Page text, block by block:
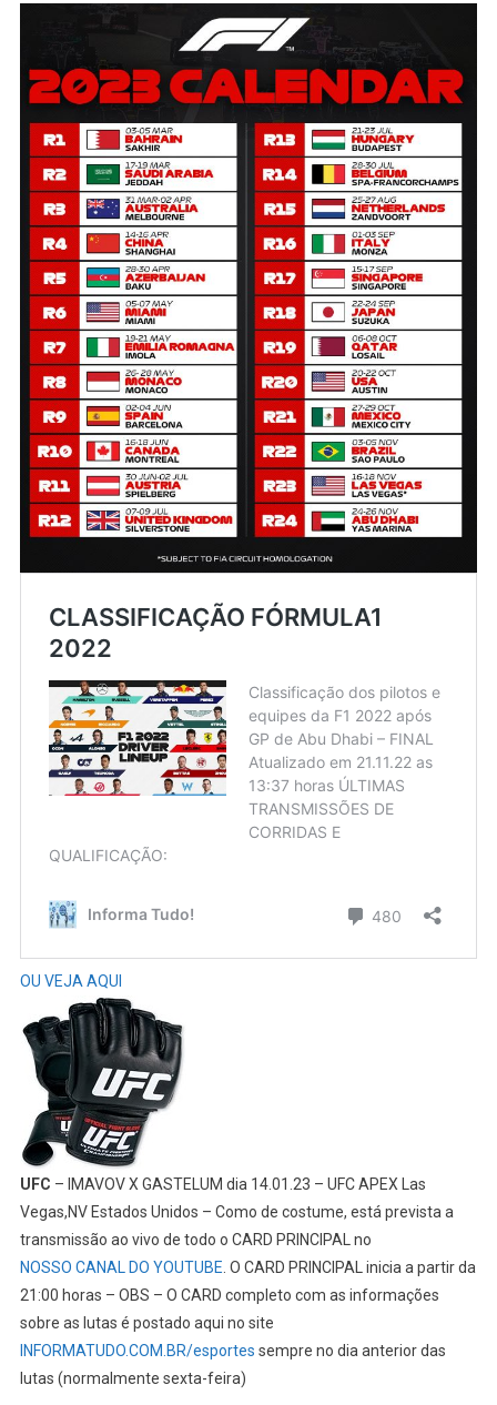
OU VEJA AQUI
UFC – IMAVOV X GASTELUM dia 14.01.23 – UFC APEX Las
Vegas,NV Estados Unidos – Como de costume, está prevista a
transmissão ao vivo de todo o CARD PRINCIPAL no
NOSSO CANAL DO YOUTUBE. O CARD PRINCIPAL inicia a partir da
21:00 horas – OBS – O CARD completo com as informações
sobre as lutas é postado aqui no site
INFORMATUDO.COM.BR/esportes sempre no dia anterior das
lutas (normalmente sexta-feira)